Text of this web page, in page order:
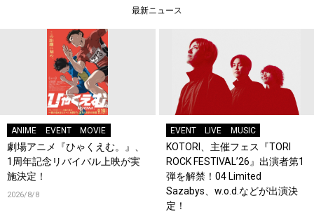
最新ニュース
ANIME EVENT MOVIE
劇場アニメ『ひゃくえむ。』、
1周年記念リバイバル上映が実
施決定！
2026/8/8
EVENT LIVE MUSIC
KOTORI、主催フェス『TORI
ROCK FESTIVAL’26』出演者第1
弾を解禁！04 Limited
Sazabys、w.o.d.などが出演決
定！